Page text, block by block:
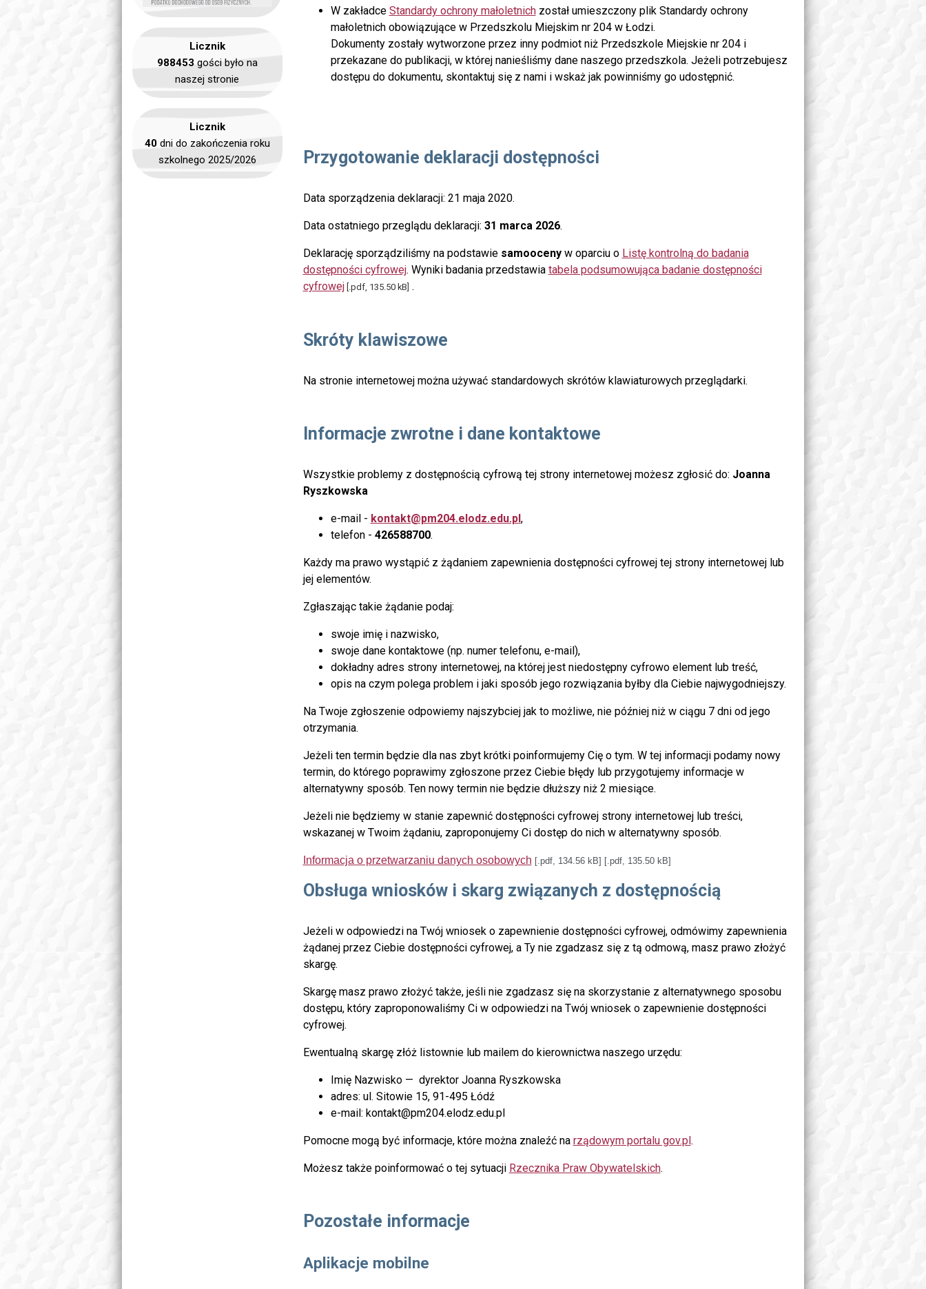
Licznik
988453 gości było na
naszej stronie
Licznik
40dni do zakończenia roku
szkolnego 2025/2026
W zakładce Standardy ochrony małoletnichzostał umieszczony plik Standardy ochrony
małoletnich obowiązujące w Przedszkolu Miejskim nr 204 w Łodzi.
Dokumenty zostały wytworzone przez inny podmiot niż Przedszkole Miejskie nr 204 i
przekazane do publikacji, w której nanieśliśmy dane naszego przedszkola. Jeżeli potrzebujesz
dostępu do dokumentu, skontaktuj się z nami i wskaż jak powinniśmy go udostępnić.
Przygotowanie deklaracji dostępności
Data sporządzenia deklaracji: 21 maja 2020.
Data ostatniego przeglądu deklaracji: 31 marca 2026.
Deklarację sporządziliśmy na podstawie samoocenyw oparciu o Listę kontrolną do badania
dostępności cyfrowej. Wyniki badania przedstawia tabela podsumowująca badanie dostępności
cyfrowej[.pdf, 135.50 kB] .
Skróty klawiszowe
Na stronie internetowej można używać standardowych skrótów klawiaturowych przeglądarki.
Informacje zwrotne i dane kontaktowe
Wszystkie problemy z dostępnością cyfrową tej strony internetowej możesz zgłosić do: Joanna
Ryszkowska
e-mail - kontakt@pm204.elodz.edu.pl,
telefon - 426588700.
Każdy ma prawo wystąpić z żądaniem zapewnienia dostępności cyfrowej tej strony internetowej lub
jej elementów.
Zgłaszając takie żądanie podaj:
swoje imię i nazwisko,
swoje dane kontaktowe (np. numer telefonu, e-mail),
dokładny adres strony internetowej, na której jest niedostępny cyfrowo element lub treść,
opis na czym polega problem i jaki sposób jego rozwiązania byłby dla Ciebie najwygodniejszy.
Na Twoje zgłoszenie odpowiemy najszybciej jak to możliwe, nie później niż w ciągu 7 dni od jego
otrzymania.
Jeżeli ten termin będzie dla nas zbyt krótki poinformujemy Cię o tym. W tej informacji podamy nowy
termin, do którego poprawimy zgłoszone przez Ciebie błędy lub przygotujemy informacje w
alternatywny sposób. Ten nowy termin nie będzie dłuższy niż 2 miesiące.
Jeżeli nie będziemy w stanie zapewnić dostępności cyfrowej strony internetowej lub treści,
wskazanej w Twoim żądaniu, zaproponujemy Ci dostęp do nich w alternatywny sposób.
Informacja o przetwarzaniu danych osobowych [.pdf, 134.56 kB] [.pdf, 135.50 kB]
Obsługa wniosków i skarg związanych z dostępnością
Jeżeli w odpowiedzi na Twój wniosek o zapewnienie dostępności cyfrowej, odmówimy zapewnienia
żądanej przez Ciebie dostępności cyfrowej, a Ty nie zgadzasz się z tą odmową, masz prawo złożyć
skargę.
Skargę masz prawo złożyć także, jeśli nie zgadzasz się na skorzystanie z alternatywnego sposobu
dostępu, który zaproponowaliśmy Ci w odpowiedzi na Twój wniosek o zapewnienie dostępności
cyfrowej.
Ewentualną skargę złóż listownie lub mailem do kierownictwa naszego urzędu:
Imię Nazwisko — dyrektor Joanna Ryszkowska
adres: ul. Sitowie 15, 91-495 Łódź
e-mail: kontakt@pm204.elodz.edu.pl
Pomocne mogą być informacje, które można znaleźć na rządowym portalu gov.pl.
Możesz także poinformować o tej sytuacji Rzecznika Praw Obywatelskich.
Pozostałe informacje
Aplikacje mobilne